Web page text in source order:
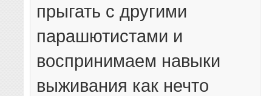
прыгать с другими
парашютистами и
воспринимаем навыки
выживания как нечто